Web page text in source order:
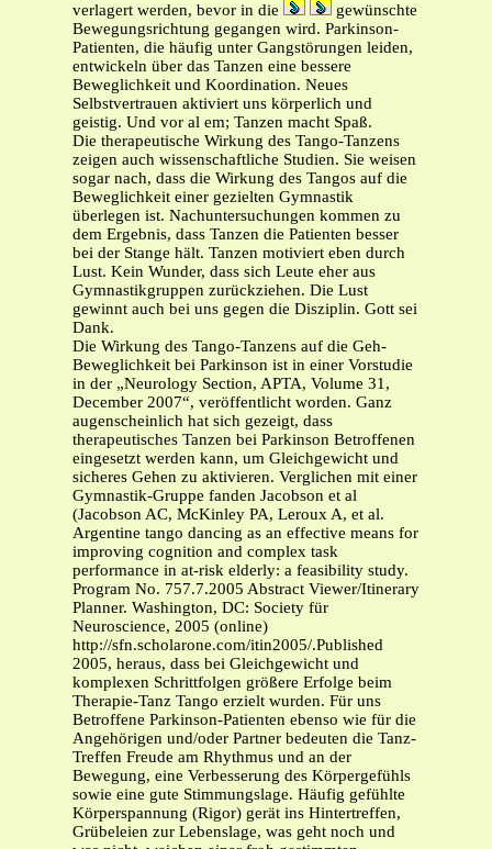
verlagert werden, bevor in die
gewünschte
Bewegungsrichtung gegangen wird. Parkinson-
Patienten, die häufig unter Gangstörungen leiden,
entwickeln über das Tanzen eine bessere
Beweglichkeit und Koordination. Neues
Selbstvertrauen aktiviert uns körperlich und
geistig. Und vor al em; Tanzen macht Spaß.
Die therapeutische Wirkung des Tango-Tanzens
zeigen auch wissenschaftliche Studien. Sie weisen
sogar nach, dass die Wirkung des Tangos auf die
Beweglichkeit einer gezielten Gymnastik
überlegen ist. Nachuntersuchungen kommen zu
dem Ergebnis, dass Tanzen die Patienten besser
bei der Stange hält. Tanzen motiviert eben durch
Lust. Kein Wunder, dass sich Leute eher aus
Gymnastikgruppen zurückziehen. Die Lust
gewinnt auch bei uns gegen die Disziplin. Gott sei
Dank.
Die Wirkung des Tango-Tanzens auf die Geh-
Beweglichkeit bei Parkinson ist in einer Vorstudie
in der „Neurology Section, APTA, Volume 31,
December 2007“, veröffentlicht worden. Ganz
augenscheinlich hat sich gezeigt, dass
therapeutisches Tanzen bei Parkinson Betroffenen
eingesetzt werden kann, um Gleichgewicht und
sicheres Gehen zu aktivieren. Verglichen mit einer
Gymnastik-Gruppe fanden Jacobson et al
(Jacobson AC, McKinley PA, Leroux A, et al.
Argentine tango dancing as an effective means for
improving cognition and complex task
performance in at-risk elderly: a feasibility study.
Program No. 757.7.2005 Abstract Viewer/Itinerary
Planner. Washington, DC: Society für
Neuroscience, 2005 (online)
http://sfn.scholarone.com/itin2005/.Published
2005, heraus, dass bei Gleichgewicht und
komplexen Schrittfolgen größere Erfolge beim
Therapie-Tanz Tango erzielt wurden. Für uns
Betroffene Parkinson-Patienten ebenso wie für die
Angehörigen und/oder Partner bedeuten die Tanz-
Treffen Freude am Rhythmus und an der
Bewegung, eine Verbesserung des Körpergefühls
sowie eine gute Stimmungslage. Häufig gefühlte
Körperspannung (Rigor) gerät ins Hintertreffen,
Grübeleien zur Lebenslage, was geht noch und